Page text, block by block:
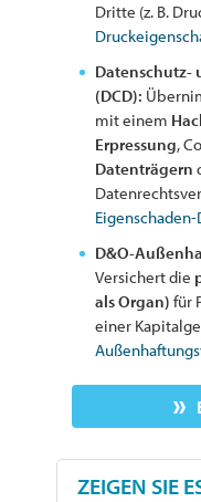
Dritte (z. B.
Datenschutz-
(DCD):
mit einem
Erpressung,
Datenträgern
D&O-
Versichert die
als Organ) für
einer
ZEIGEN SIE